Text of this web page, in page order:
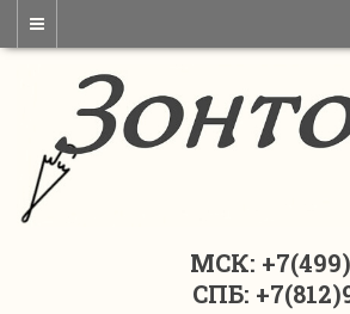
МСК:
СПБ: